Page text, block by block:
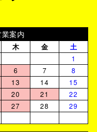
案内
木 金
土
1
6 7
8
13 14
15
20 21
22
27 28
29